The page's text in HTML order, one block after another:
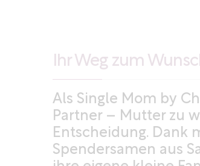
Ihr Weg zum
Als Single Mom by
Partner – Mutter zu
Entscheidung. Dank
Spendersamen aus